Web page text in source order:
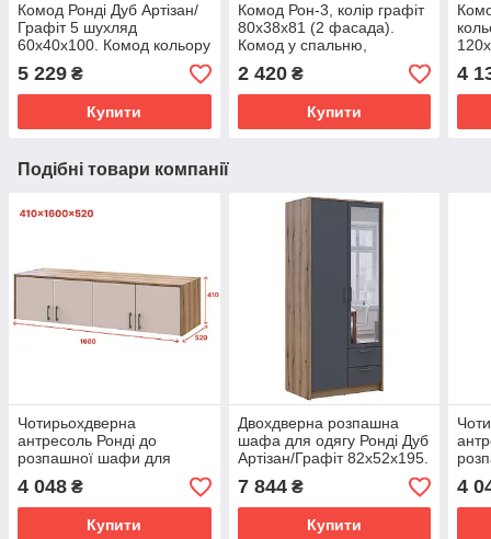
Комод Ронді Дуб Артізан/
Графіт 5 шухляд
60х40х100. Комод кольору
графіт із висувними
ящиками до спальні
5 229 ₴
Купити
Комод Рон-3, колір графіт
80х38х81 (2 фасада).
Комод у спальню,
вітальню
2 420₴
Купити
4
Подібні товари компанії
Чотирьохдверна
антресоль Ронді до
розпашної шафи для
Кашемір 160х52х41.
Світла антресоль до
4 048 ₴
Купити
Двохдверна розпашна
шафа для одягу Ронді Дуб
Артізан/Графіт 82х52х195.
Темна шафа для одягу з
дзеркалом
7 844₴
Купити
4